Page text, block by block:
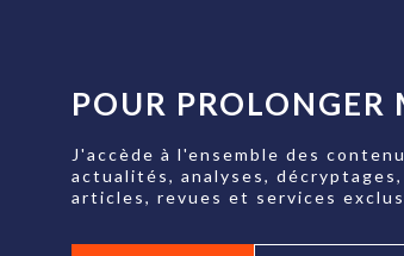
POUR PROLONGER
J'accède à l'ensemble des
actualités, analyses,
articles, revues et services